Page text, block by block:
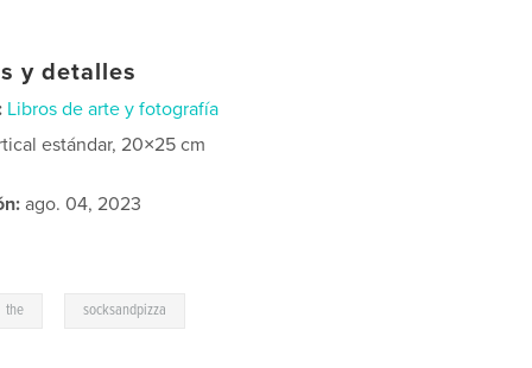
y detalles
Libros de arte y fotografía
estándar, 20×25 cm
ago. 04, 2023
the socksandpizza